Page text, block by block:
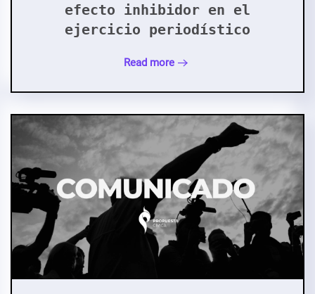
efecto inhibidor en el
ejercicio periodístico
Read more